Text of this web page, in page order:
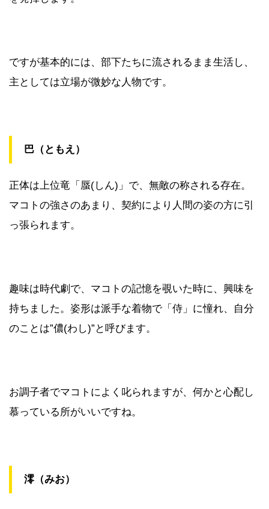
ですが基本的には、部下たちに流されるまま生活し、
主としては立場が微妙な人物です。
巴（ともえ）
正体は上位竜「蜃(しん)」で、無敵の称される存在。
マコトの強さのあまり、契約により人間の姿の方に引
っ張られます。
趣味は時代劇で、マコトの記憶を覗いた時に、興味を
持ちました。姿形は派手な着物で「侍」に憧れ、自分
のことは”儂(わし)”と呼びます。
お調子者でマコトによく叱られますが、何かと心配し
慕っている所がいいですね。
澪（みお）